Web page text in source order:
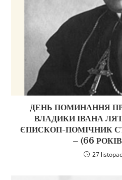
ДЕНЬ ПОМИНАННЯ
ВЛАДИКИ ІВАНА
ЄПИСКОП-ПОМІЧНИК
– (66
27